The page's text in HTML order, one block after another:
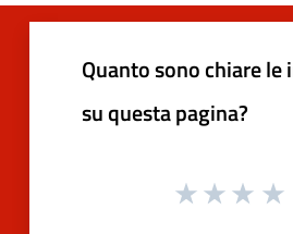
Quanto sono chiare
su questa pagina?